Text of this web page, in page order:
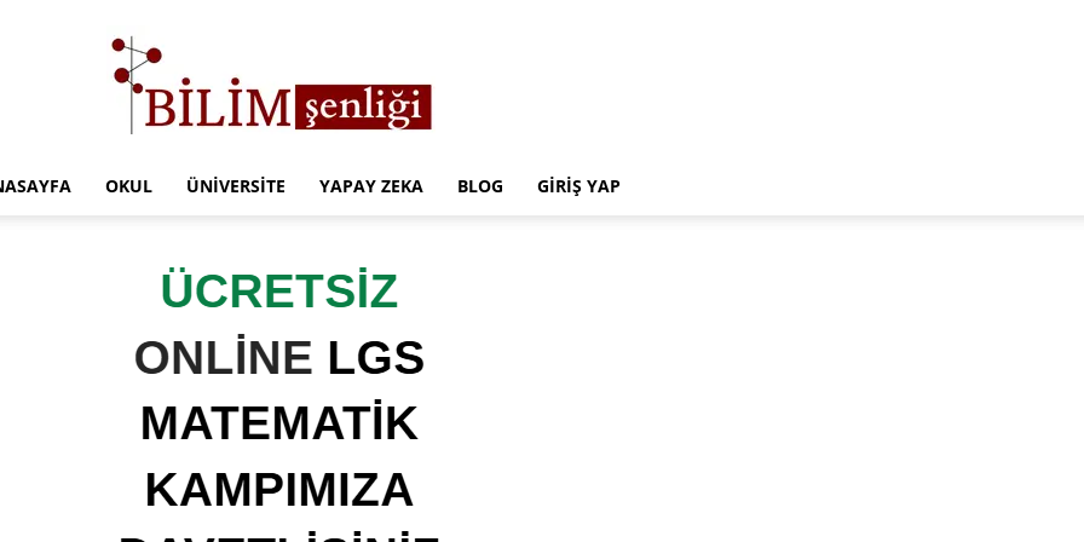
Eğitim
OKUL ÜNIVERSITE YAPAY ZEKA BLOG GIRIŞ YAP